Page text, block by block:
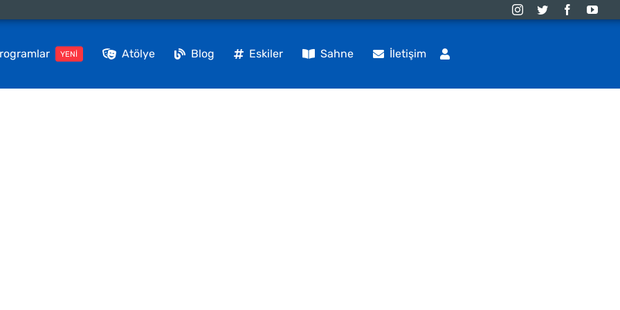
YENİ Atölye Blog Eskiler Sahne İletişim